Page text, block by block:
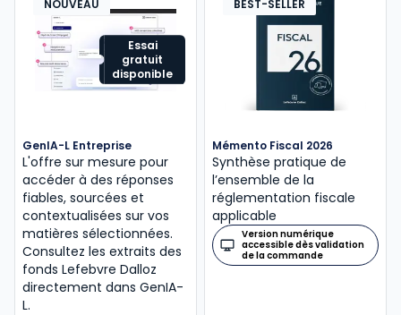
Essai
gratuit
disponible
NOUVEAU
GenIA-L Entreprise
L'offre sur mesure pour
accéder à des réponses
fiables, sourcées et
contextualisées sur vos
matières sélectionnées.
Consultez les extraits des
fonds Lefebvre Dalloz
directement dans GenIA-
L.
BEST-SELLER
Mémento Fiscal 2026
Synthèse pratique de
l’ensemble de la
réglementation fiscale
applicable
Version numérique
accessible dès validation
de la commande